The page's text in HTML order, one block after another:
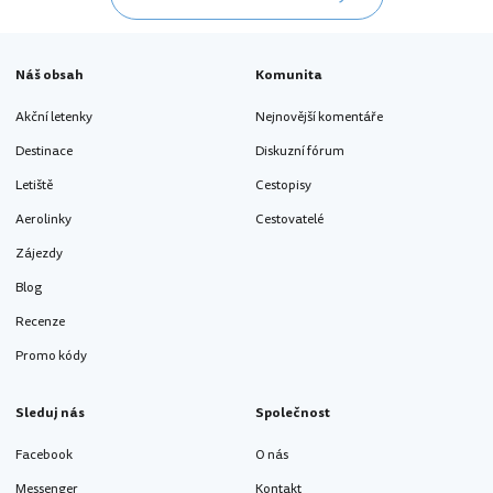
Náš obsah
Akční letenky
Destinace
Letiště
Aerolinky
Zájezdy
Blog
Recenze
Promo kódy
Komunita
Nejnovější komentáře
Diskuzní fórum
Cestopisy
Cestovatelé
Sleduj nás
Facebook
Společnost
O nás